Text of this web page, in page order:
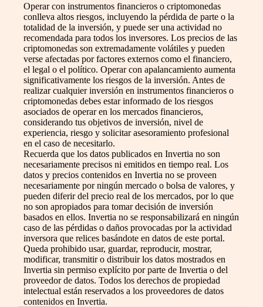
Operar con instrumentos financieros o criptomonedas
conlleva altos riesgos, incluyendo la pérdida de parte o la
totalidad de la inversión, y puede ser una actividad no
recomendada para todos los inversores. Los precios de las
criptomonedas son extremadamente volátiles y pueden
verse afectadas por factores externos como el financiero,
el legal o el político. Operar con apalancamiento aumenta
significativamente los riesgos de la inversión. Antes de
realizar cualquier inversión en instrumentos financieros o
criptomonedas debes estar informado de los riesgos
asociados de operar en los mercados financieros,
considerando tus objetivos de inversión, nivel de
experiencia, riesgo y solicitar asesoramiento profesional
en el caso de necesitarlo.
Recuerda que los datos publicados en Invertia no son
necesariamente precisos ni emitidos en tiempo real. Los
datos y precios contenidos en Invertia no se proveen
necesariamente por ningún mercado o bolsa de valores, y
pueden diferir del precio real de los mercados, por lo que
no son apropiados para tomar decisión de inversión
basados en ellos. Invertia no se responsabilizará en ningún
caso de las pérdidas o daños provocadas por la actividad
inversora que relices basándote en datos de este portal.
Queda prohibido usar, guardar, reproducir, mostrar,
modificar, transmitir o distribuir los datos mostrados en
Invertia sin permiso explícito por parte de Invertia o del
proveedor de datos. Todos los derechos de propiedad
intelectual están reservados a los proveedores de datos
contenidos en Invertia.